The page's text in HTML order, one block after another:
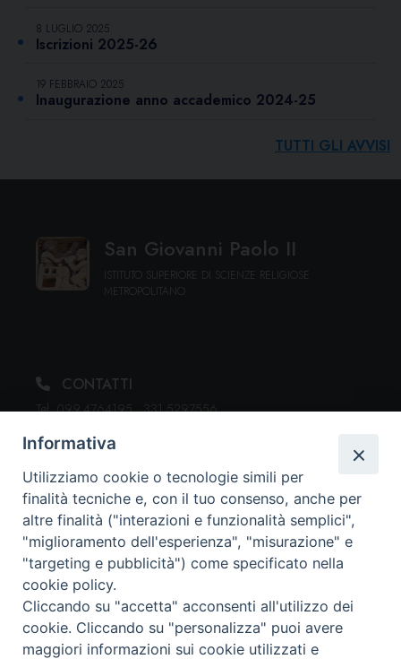
8 LUGLIO 2025
Iscrizioni 2025-26
19 FEBBRAIO 2025
Inaugurazione anno accademico 2024-25
TUTTI GLI AVVISI
San Giovanni Paolo II
ISTITUTO SUPERIORE DI SCIENZE RELIGIOSE
METROPOLITANO
CONTATTI
Tel. 099.4764195 · 331.5297556
ORARI DI SEGRETERIA
Dal lunedì al venerdì: 15:30 - 19:00
DOVE SIAMO
Via Duomo, 107
74123 Taranto (TA)
Informativa
Utilizziamo cookie o tecnologie simili per
finalità tecniche e, con il tuo consenso, anche per
altre finalità ("interazioni e funzionalità semplici",
"miglioramento dell'esperienza", "misurazione" e
"targeting e pubblicità") come specificato nella
cookie policy.
Cliccando su "accetta" acconsenti all'utilizzo dei
cookie. Cliccando su "personalizza" puoi avere
maggiori informazioni sui cookie utilizzati e